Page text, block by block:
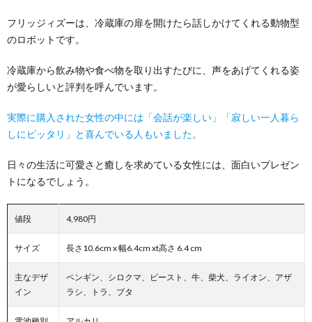
フリッジィズーは、冷蔵庫の扉を開けたら話しかけてくれる動物型
のロボットです。
冷蔵庫から飲み物や食べ物を取り出すたびに、声をあげてくれる姿
が愛らしいと評判を呼んでいます。
実際に購入された女性の中には「会話が楽しい」「寂しい一人暮ら
しにピッタリ」と喜んでいる人もいました。
日々の生活に可愛さと癒しを求めている女性には、面白いプレゼン
トになるでしょう。
値段 4,980円
サイズ 長さ10.6cm x 幅6.4cm xt高さ 6.4 cm
主なデザ
イン
ペンギン、シロクマ、ビースト、牛、柴犬、ライオン、アザ
ラシ、トラ、ブタ